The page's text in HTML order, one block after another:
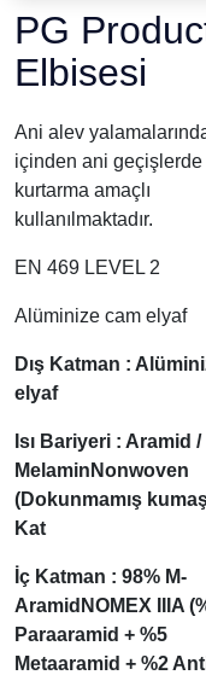
PG
Elbisesi
Ani alev
içinden ani geçişlerde
kurtarma amaçlı
kullanılmaktadır.
EN 469 LEVEL 2
Alüminize cam elyaf
Dış Katman :
elyaf
Isı Bariyeri : Aramid /
MelaminNonwoven
(Dokunmamış
Kat
İç Katman : 98% M-
AramidNOMEX IIIA
Paraaramid + %5
Metaaramid + %2